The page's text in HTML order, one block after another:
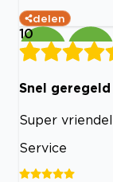
delen
10
Snel geregeld
Super
Service